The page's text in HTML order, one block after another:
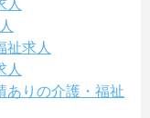
人
祉求人
人
ありの介護・福祉